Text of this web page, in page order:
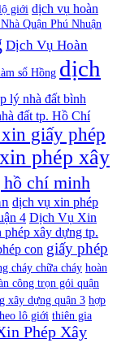
giới dịch vụ hoàn
Quận Phú Nhuận
Dịch Vụ Hoàn
sổ Hồng dịch
lý nhà đất bình
đất tp. Hồ Chí
giấy phép
phép xây
chí minh
dịch vụ xin phép
4 Dịch Vụ Xin
xây dựng tp.
con giấy phép
cháy chữa cháy hoàn
công trọn gói quận
xây dựng quận 3 hợp
lô giới thiên gia
Phép Xây